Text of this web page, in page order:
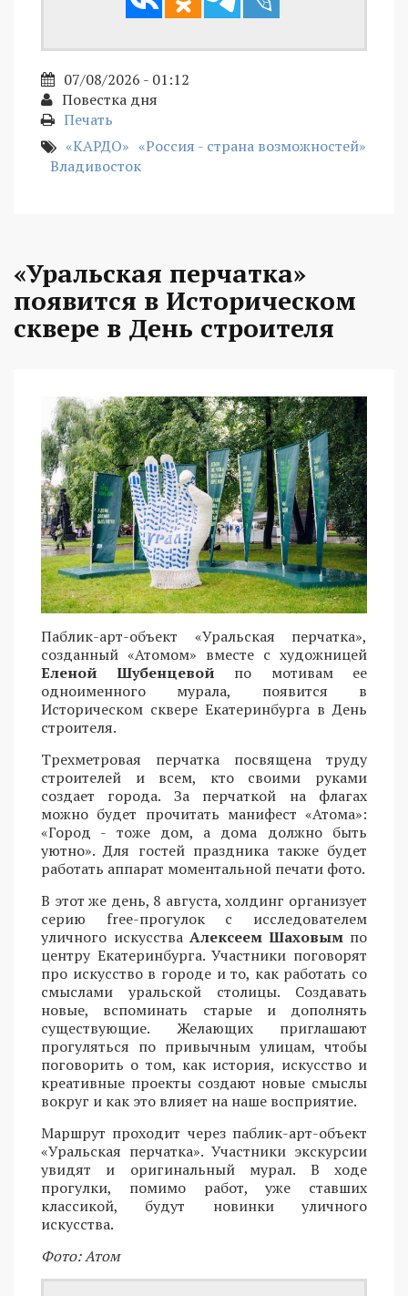
07/08/2026 - 01:12
Повестка дня
Печать
«КАРДО» «Россия - страна возможностей»
Владивосток
«Уральская перчатка»
появится в Историческом
сквере в День строителя
Паблик-арт-объект «Уральская перчатка»,
созданный «Атомом» вместе с художницей
Еленой Шубенцевой по мотивам ее
одноименного мурала, появится в
Историческом сквере Екатеринбурга в День
строителя.
Трехметровая перчатка посвящена труду
строителей и всем, кто своими руками
создает города. За перчаткой на флагах
можно будет прочитать манифест «Атома»:
«Город - тоже дом, а дома должно быть
уютно». Для гостей праздника также будет
работать аппарат моментальной печати фото.
В этот же день, 8 августа, холдинг организует
серию free-прогулок с исследователем
уличного искусства Алексеем Шаховым по
центру Екатеринбурга. Участники поговорят
про искусство в городе и то, как работать со
смыслами уральской столицы. Создавать
новые, вспоминать старые и дополнять
существующие. Желающих приглашают
прогуляться по привычным улицам, чтобы
поговорить о том, как история, искусство и
креативные проекты создают новые смыслы
вокруг и как это влияет на наше восприятие.
Маршрут проходит через паблик-арт-объект
«Уральская перчатка». Участники экскурсии
увидят и оригинальный мурал. В ходе
прогулки, помимо работ, уже ставших
классикой, будут новинки уличного
искусства.
Фото: Атом